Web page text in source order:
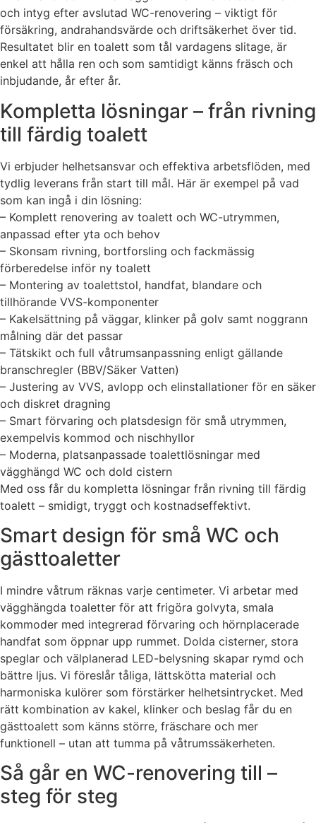
och intyg efter avslutad WC-renovering – viktigt för
försäkring, andrahandsvärde och driftsäkerhet över tid.
Resultatet blir en toalett som tål vardagens slitage, är
enkel att hålla ren och som samtidigt känns fräsch och
inbjudande, år efter år.
Kompletta lösningar – från rivning
till färdig toalett
Vi erbjuder helhetsansvar och effektiva arbetsflöden, med
tydlig leverans från start till mål. Här är exempel på vad
som kan ingå i din lösning:
– Komplett renovering av toalett och WC-utrymmen,
anpassad efter yta och behov
– Skonsam rivning, bortforsling och fackmässig
förberedelse inför ny toalett
– Montering av toalettstol, handfat, blandare och
tillhörande VVS-komponenter
– Kakelsättning på väggar, klinker på golv samt noggrann
målning där det passar
– Tätskikt och full våtrumsanpassning enligt gällande
branschregler (BBV/Säker Vatten)
– Justering av VVS, avlopp och elinstallationer för en säker
och diskret dragning
– Smart förvaring och platsdesign för små utrymmen,
exempelvis kommod och nischhyllor
– Moderna, platsanpassade toalettlösningar med
vägghängd WC och dold cistern
Med oss får du kompletta lösningar från rivning till färdig
toalett – smidigt, tryggt och kostnadseffektivt.
Smart design för små WC och
gästtoaletter
I mindre våtrum räknas varje centimeter. Vi arbetar med
vägghängda toaletter för att frigöra golvyta, smala
kommoder med integrerad förvaring och hörnplacerade
handfat som öppnar upp rummet. Dolda cisterner, stora
speglar och välplanerad LED-belysning skapar rymd och
bättre ljus. Vi föreslår tåliga, lättskötta material och
harmoniska kulörer som förstärker helhetsintrycket. Med
rätt kombination av kakel, klinker och beslag får du en
gästtoalett som känns större, fräschare och mer
funktionell – utan att tumma på våtrumssäkerheten.
Så går en WC-renovering till –
steg för steg